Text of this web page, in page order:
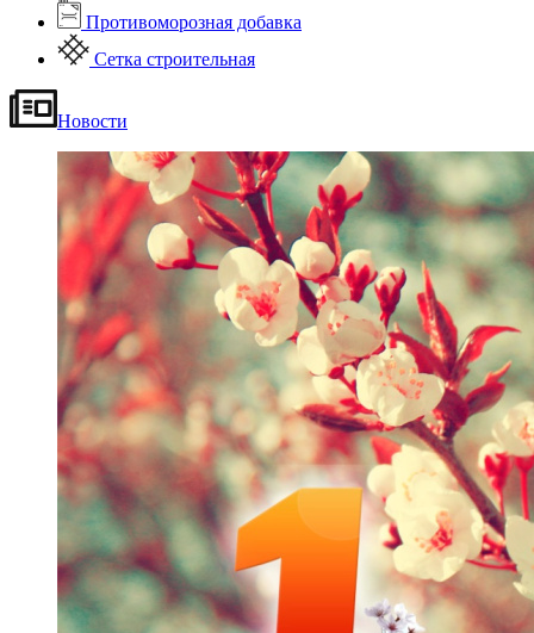
Противоморозная добавка
Сетка строительная
Новости